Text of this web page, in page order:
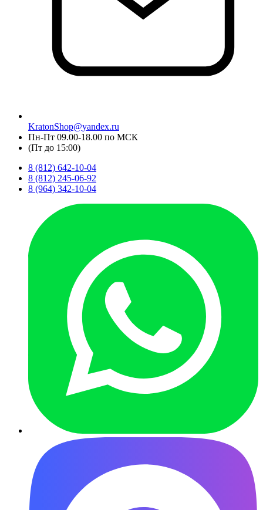
KratonShop@yandex.ru
Пн-Пт 09.00-18.00 по МСК
(Пт до 15:00)
8 (812) 642-10-04
8 (812) 245-06-92
8 (964) 342-10-04